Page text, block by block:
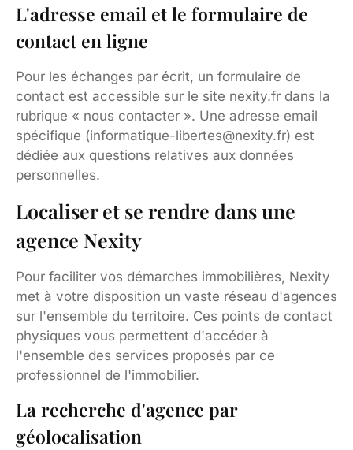
L'adresse email et le formulaire de
contact en ligne
Pour les échanges par écrit, un formulaire de
contact est accessible sur le site nexity.fr dans la
rubrique « nous contacter ». Une adresse email
spécifique (informatique-libertes@nexity.fr) est
dédiée aux questions relatives aux données
personnelles.
Localiser et se rendre dans une
agence Nexity
Pour faciliter vos démarches immobilières, Nexity
met à votre disposition un vaste réseau d'agences
sur l'ensemble du territoire. Ces points de contact
physiques vous permettent d'accéder à
l'ensemble des services proposés par ce
professionnel de l'immobilier.
La recherche d'agence par
géolocalisation